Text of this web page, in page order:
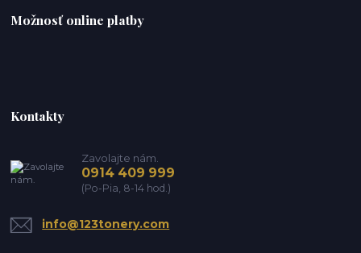
Možnosť online platby
Kontakty
Zavolajte nám.
0914 409 999
(Po-Pia, 8-14 hod.)
info@123tonery.com